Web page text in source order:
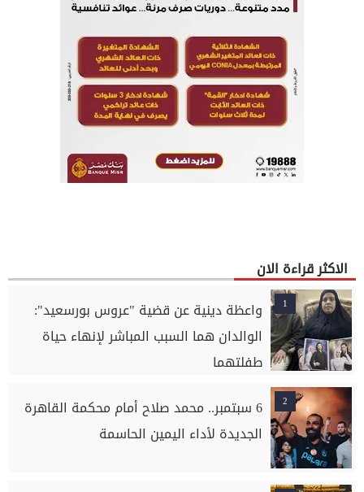
الاكثر قراءة الان
1
واعظة دينية عن قضية "عروس بورسعيد":
الوالدان هما السبب المباشر لإنهاء حياة
طفلتهما
2
6 سبتمبر.. محمد صلاح أمام محكمة القاهرة
الجديدة لأداء اليمين الحاسمة